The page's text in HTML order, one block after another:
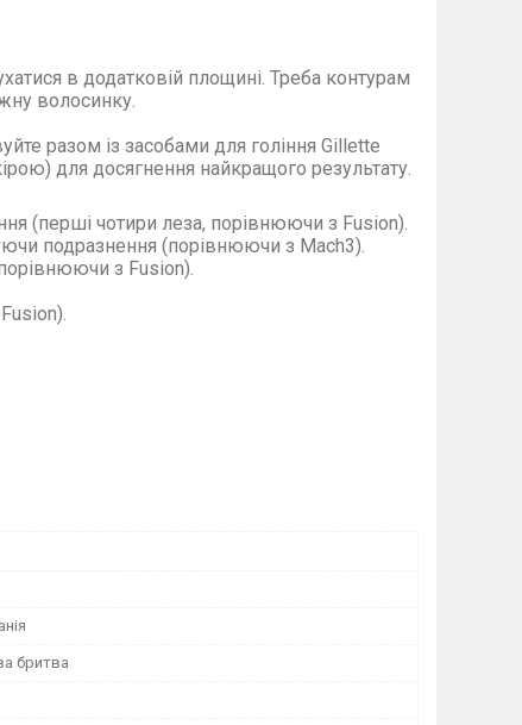
в додатковій площині. Треба контурам
волосинку.
разом із засобами для гоління Gillette
для досягнення найкращого результату.
(перші чотири леза, порівнюючи з Fusion).
подразнення (порівнюючи з Mach3).
з Fusion).
бритва